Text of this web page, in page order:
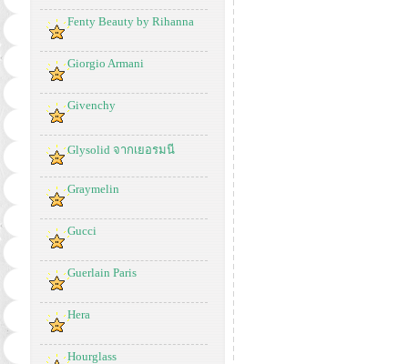
Fenty Beauty by Rihanna
Giorgio Armani
Givenchy
Glysolid จากเยอรมนี
Graymelin
Gucci
Guerlain Paris
Hera
Hourglass